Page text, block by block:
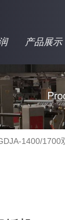
产品展示
1400/1700